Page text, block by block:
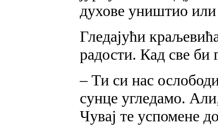
духове уништио или
Гледајући
радости. Кад све би
– Ти си нас
сунце угледамо.
Чувај те успомене